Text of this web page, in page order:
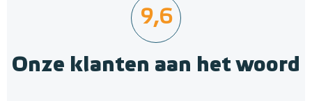
9,6
Onze klanten aan het woord